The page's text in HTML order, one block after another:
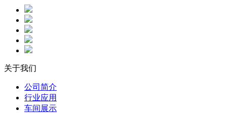
关于我们
公司简介
行业应用
车间展示